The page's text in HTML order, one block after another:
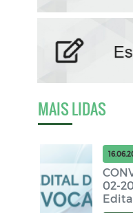
MAIS LIDAS
02-